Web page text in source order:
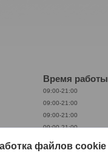
Время работы
09:00-21:00
09:00-21:00
09:00-21:00
09:00-21:00
09:00-21:00
файлов cookie